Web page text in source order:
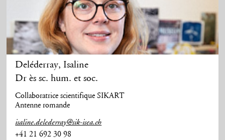
Deléderray,Isaline
Dr ès sc. hum. et soc.
Collaboratrice scientifique SIKART
Antenne romande
isaline.delederray@sik-isea.ch
+41 21 692 30 98